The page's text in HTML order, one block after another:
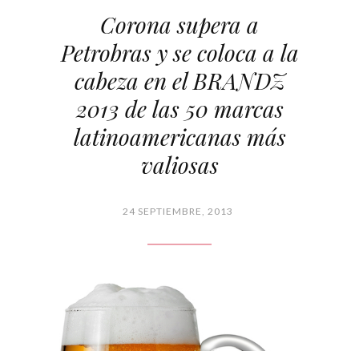
Corona supera a
Petrobras y se coloca a la
cabeza en el BRANDZ
2013 de las 50 marcas
latinoamericanas más
valiosas
24 SEPTIEMBRE, 2013